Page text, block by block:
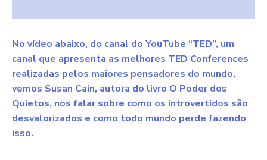
No vídeo abaixo, do canal do YouTube “TED”, um
canal que apresenta as melhores TED Conferences
realizadas pelos maiores pensadores do mundo,
vemos Susan Cain, autora do livro O Poder dos
Quietos, nos falar sobre como os introvertidos são
desvalorizados e como todo mundo perde fazendo
isso.